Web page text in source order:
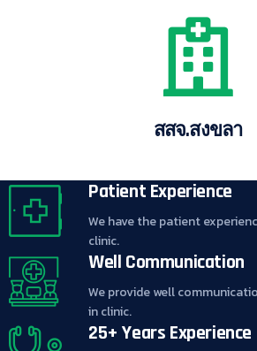
สสจ.สงขลา
Patient Experience
We have the patient
clinic.
Well Communication
We provide well
in clinic.
25+ Years Experience